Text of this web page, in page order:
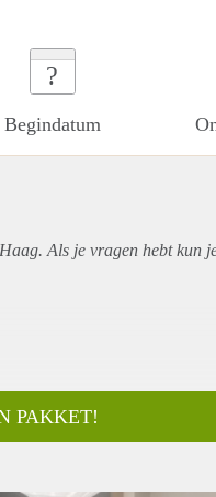
?
Begindatum
Als je vragen hebt kun
PAKKET!